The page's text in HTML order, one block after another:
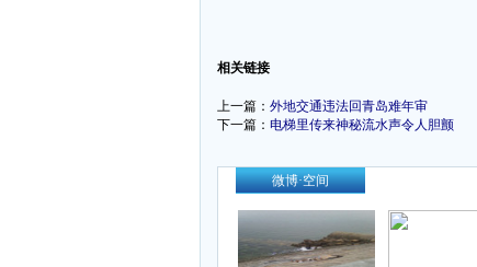
相关链接
上一篇： 外地交通违法回青岛难年审
下一篇： 电梯里传来神秘流水声令人胆颤